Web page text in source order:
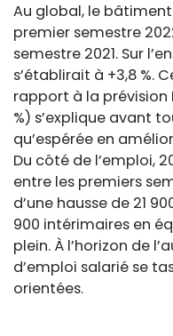
Au global, le bâtiment
premier semestre
semestre 2021. Sur
s’établirait à +3,8 %.
rapport à la prévision
%) s’explique avant
qu’espérée en
Du côté de l’emploi,
entre les premiers
d’une hausse de 21
900 intérimaires en
plein. À l’horizon de
d’emploi salarié se
orientées.